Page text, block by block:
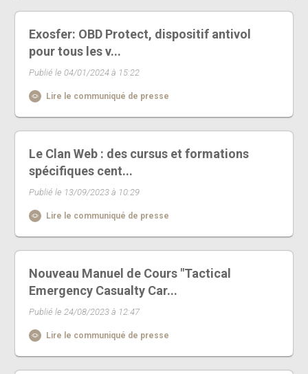
Exosfer: OBD Protect, dispositif antivol
pour tous les v...
Publié le 04/01/2024 à 15:22
Lire le communiqué de presse
Le Clan Web : des cursus et formations
spécifiques cent...
Publié le 13/09/2023 à 10:29
Lire le communiqué de presse
Nouveau Manuel de Cours "Tactical
Emergency Casualty Car...
Publié le 24/08/2023 à 12:47
Lire le communiqué de presse